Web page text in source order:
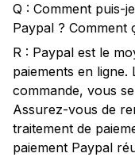
Q : Comment puis-
Paypal ? Comment
R : Paypal est le
paiements en
commande, vous
Assurez-vous de
traitement de
paiement Paypal